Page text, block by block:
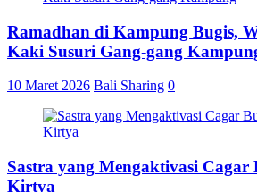
Ramadhan di Kampung Bugis,
Kaki Susuri Gang-gang
10 Maret 2026 Bali Sharing 0
Sastra yang Mengaktivasi Cagar
Kirtya